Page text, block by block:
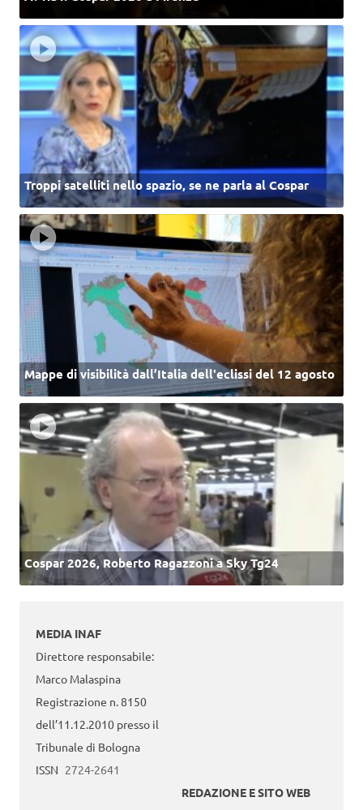
Troppi satelliti nello spazio, se ne parla al Cospar
Mappe di visibilità dall’Italia dell'eclissi del 12 agosto
Cospar 2026, Roberto Ragazzoni a Sky Tg24
MEDIA INAF
Direttore responsabile:
Marco Malaspina
Registrazione n. 8150
dell’11.12.2010 presso il
Tribunale di Bologna
ISSN 2724-2641
REDAZIONE E SITO WEB